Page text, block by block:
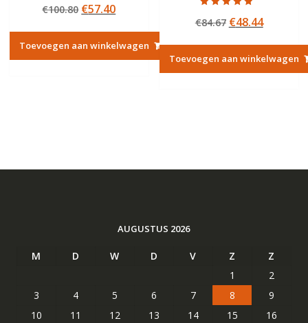
5.00
uit 5
€100.80 Oorspronkelijke
was:
€100.80.
€57.40Huidige
is:
€57.40.
Toevoegen aan winkelwagen
4.50
uit 5
€84.67
was:
€84.67.
€48.44Huidige
is:
€48.44.
Toevoegen aan winkelwagen
AUGUSTUS 2026
M D W D V Z
Z
1
2
3
4 5 6 7 8
9
10
11 12 13 14 15
16